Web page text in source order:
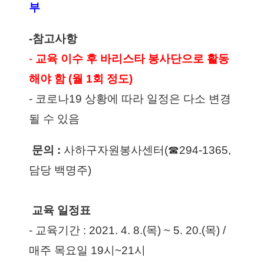
부
-참고사항
- 교육 이수 후 바리스타 봉사단으로 활동
해야 함 (월 1회 정도)
- 코로나19 상황에 따라 일정은 다소 변경
될 수 있음
문의 : 사하구자원봉사센터(☎294-1365,
담당 백명주)
교육 일정표
- 교육기간 : 2021. 4. 8.(목) ~ 5. 20.(목) /
매주 목요일 19시~21시